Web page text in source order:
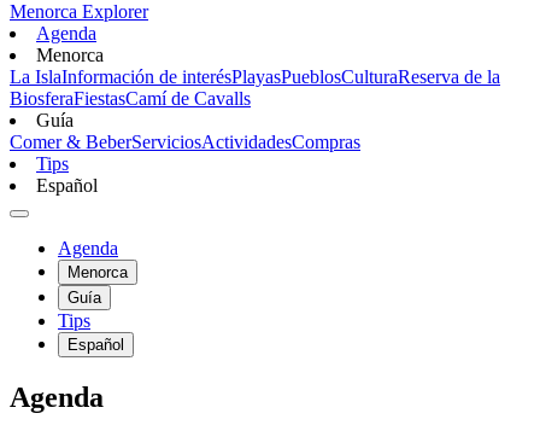
Menorca Explorer
Agenda
Menorca
La IslaInformación de interésPlayasPueblosCulturaReserva de la
BiosferaFiestasCamí de Cavalls
Guía
Comer & BeberServiciosActividadesCompras
Tips
Español
Agenda
Menorca
Guía
Tips
Español
Agenda